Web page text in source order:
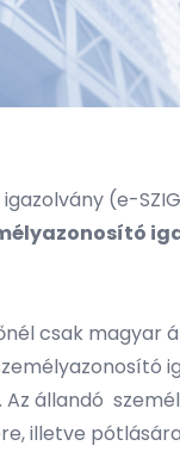
(e-
csak magyar
állandó
illetve